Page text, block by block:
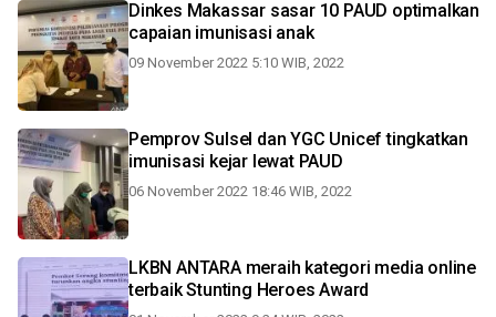
Dinkes Makassar sasar 10 PAUD optimalkan
capaian imunisasi anak
09 November 2022 5:10 WIB, 2022
Pemprov Sulsel dan YGC Unicef tingkatkan
imunisasi kejar lewat PAUD
06 November 2022 18:46 WIB, 2022
LKBN ANTARA meraih kategori media online
terbaik Stunting Heroes Award